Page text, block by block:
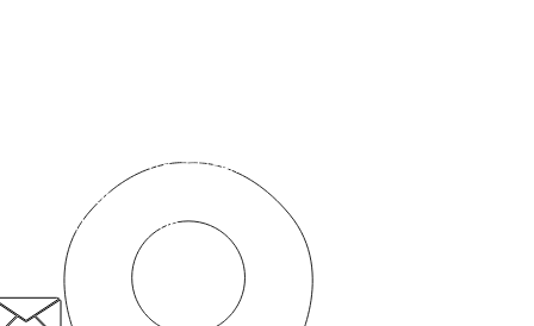
50c रोमफोर्ड रोड, स्ट्रैटफ़ोर्ड,
patient.first@nhs.net
020 8519 3606